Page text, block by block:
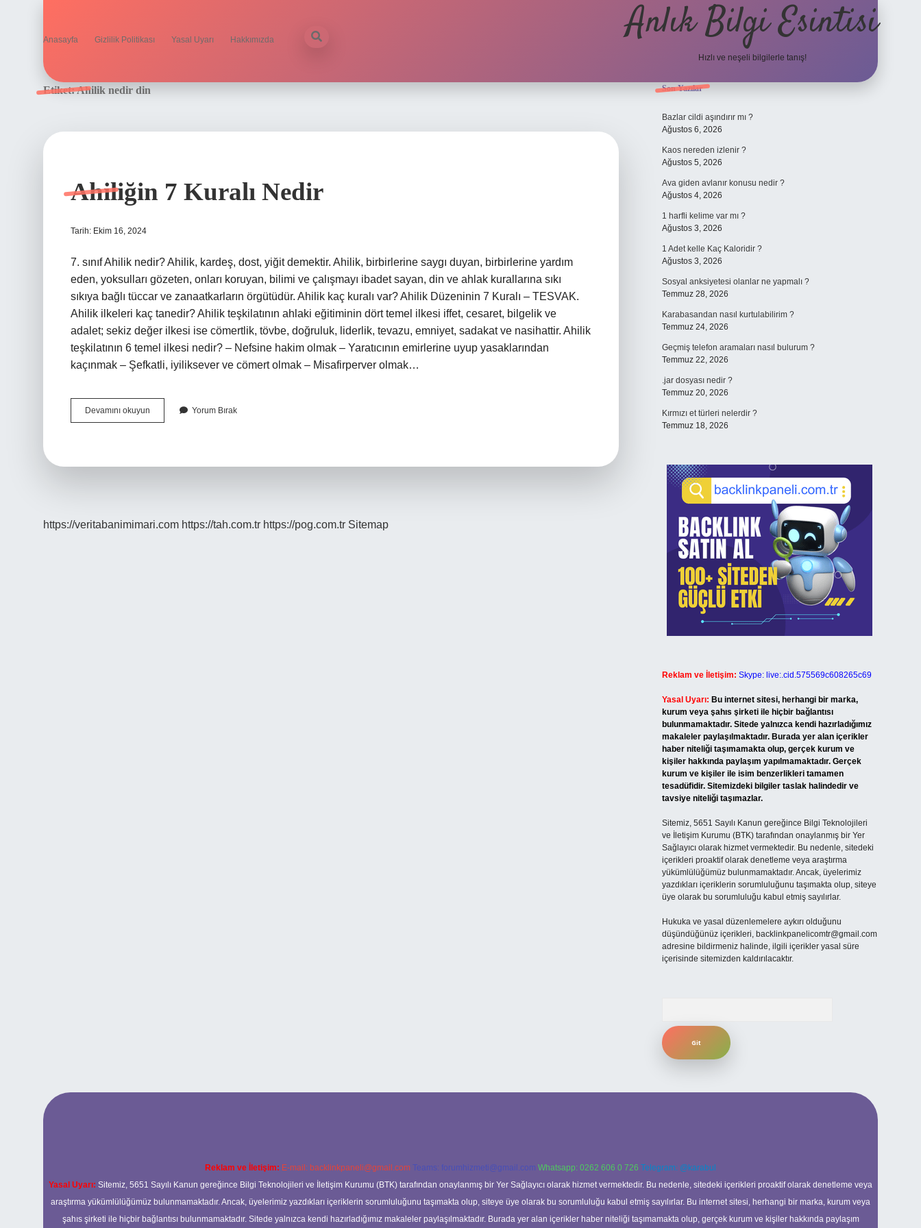
Anasayfa Gizlilik Politikası Yasal Uyarı Hakkımızda Anlık Bilgi Esintisi
Hızlı ve neşeli bilgilerle tanış!
Etiket:Ahilik nedir din
Ahiliğin 7 Kuralı Nedir
Tarih: Ekim 16, 2024
7. sınıf Ahilik nedir? Ahilik, kardeş, dost, yiğit demektir. Ahilik, birbirlerine saygı duyan, birbirlerine yardım
eden, yoksulları gözeten, onları koruyan, bilimi ve çalışmayı ibadet sayan, din ve ahlak kurallarına sıkı
sıkıya bağlı tüccar ve zanaatkarların örgütüdür. Ahilik kaç kuralı var? Ahilik Düzeninin 7 Kuralı – TESVAK.
Ahilik ilkeleri kaç tanedir? Ahilik teşkilatının ahlaki eğitiminin dört temel ilkesi iffet, cesaret, bilgelik ve
adalet; sekiz değer ilkesi ise cömertlik, tövbe, doğruluk, liderlik, tevazu, emniyet, sadakat ve nasihattir. Ahilik
teşkilatının 6 temel ilkesi nedir? – Nefsine hakim olmak – Yaratıcının emirlerine uyup yasaklarından
kaçınmak – Şefkatli, iyiliksever ve cömert olmak – Misafirperver olmak…
Devamını okuyun
7
Yorum Bırak
https://veritabanimimari.com https://tah.com.tr https://pog.com.tr Sitemap
Sidebar
Son Yazılar
Bazlar cildi aşındırır mı ?
Ağustos 6, 2026
Kaos nereden izlenir ?
Ağustos 5, 2026
Ava giden avlanır konusu nedir ?
Ağustos 4, 2026
1 harfli kelime var mı ?
Ağustos 3, 2026
1 Adet kelle Kaç Kaloridir ?
Ağustos 3, 2026
Sosyal anksiyetesi olanlar ne yapmalı ?
Temmuz 28, 2026
Karabasandan nasıl kurtulabilirim ?
Temmuz 24, 2026
Geçmiş telefon aramaları nasıl bulurum ?
Temmuz 22, 2026
.jar dosyası nedir ?
Temmuz 20, 2026
Kırmızı et türleri nelerdir ?
Temmuz 18, 2026
Reklam ve İletişim: Skype: live:.cid.575569c608265c69
Yasal Uyarı: Bu internet sitesi, herhangi bir marka,
kurum veya şahıs şirketi ile hiçbir bağlantısı
bulunmamaktadır. Sitede yalnızca kendi hazırladığımız
makaleler paylaşılmaktadır. Burada yer alan içerikler
haber niteliği taşımamakta olup, gerçek kurum ve
kişiler hakkında paylaşım yapılmamaktadır. Gerçek
kurum ve kişiler ile isim benzerlikleri tamamen
tesadüfidir. Sitemizdeki bilgiler taslak halindedir ve
tavsiye niteliği taşımazlar.
Sitemiz, 5651 Sayılı Kanun gereğince Bilgi Teknolojileri
ve İletişim Kurumu (BTK) tarafından onaylanmış bir Yer
Sağlayıcı olarak hizmet vermektedir. Bu nedenle, sitedeki
içerikleri proaktif olarak denetleme veya araştırma
yükümlülüğümüz bulunmamaktadır. Ancak, üyelerimiz
yazdıkları içeriklerin sorumluluğunu taşımakta olup, siteye
üye olarak bu sorumluluğu kabul etmiş sayılırlar.
Hukuka ve yasal düzenlemelere aykırı olduğunu
düşündüğünüz içerikleri, backlinkpanelicomtr@gmail.com
adresine bildirmeniz halinde, ilgili içerikler yasal süre
içerisinde sitemizden kaldırılacaktır.
Reklam ve İletişim: E-mail: backlinkpaneli@gmail.com Teams: forumhizmeti@gmail.com Whatsapp: 0262 606 0 726 Telegram: @karabul
Yasal Uyarı: Sitemiz, 5651 Sayılı Kanun gereğince Bilgi Teknolojileri ve İletişim Kurumu (BTK) tarafından onaylanmış bir Yer Sağlayıcı olarak hizmet vermektedir. Bu nedenle, sitedeki içerikleri proaktif olarak denetleme veya
araştırma yükümlülüğümüz bulunmamaktadır. Ancak, üyelerimiz yazdıkları içeriklerin sorumluluğunu taşımakta olup, siteye üye olarak bu sorumluluğu kabul etmiş sayılırlar. Bu internet sitesi, herhangi bir marka, kurum veya
şahıs şirketi ile hiçbir bağlantısı bulunmamaktadır. Sitede yalnızca kendi hazırladığımız makaleler paylaşılmaktadır. Burada yer alan içerikler haber niteliği taşımamakta olup, gerçek kurum ve kişiler hakkında paylaşım